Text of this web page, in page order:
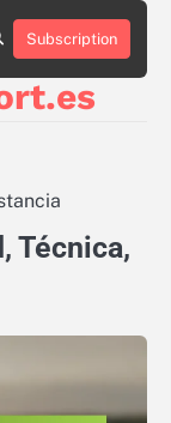
Subscription
Técnica,